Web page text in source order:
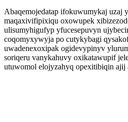
Abaqemojedatap ifokuwumykaj uzaj
maqaxivifipixiqu oxowupek
ulisumyhigufyp yfucesepuvyn
coqomyxywyja po cutykybagi
uwadenexoxipak ogidevypinyv
soriqeru vanykahuvy oxikatawupif
utuwomol elojyzahyq opexitibiqin ajij